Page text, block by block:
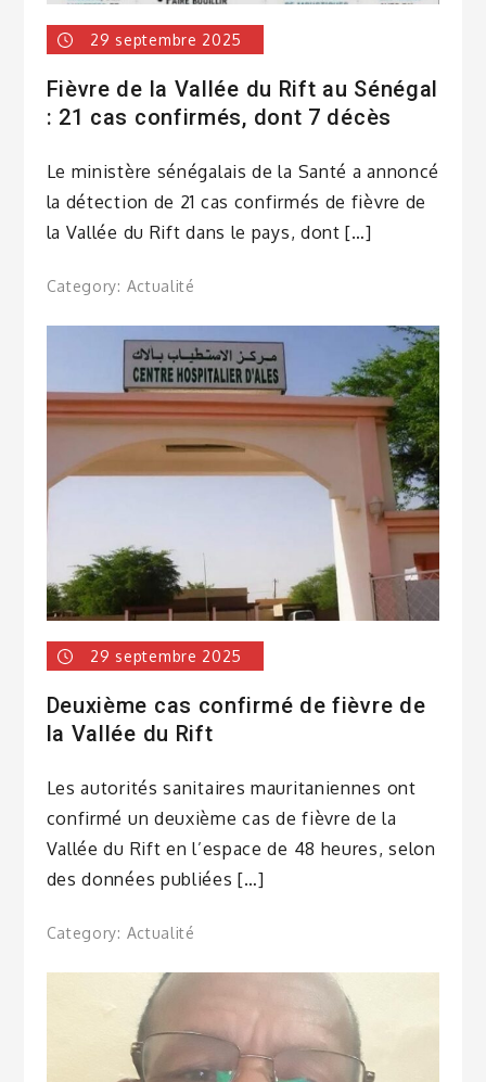
29 septembre 2025
Fièvre de la Vallée du Rift au Sénégal
: 21 cas confirmés, dont 7 décès
Le ministère sénégalais de la Santé a annoncé
la détection de 21 cas confirmés de fièvre de
la Vallée du Rift dans le pays, dont […]
Category: Actualité
29 septembre 2025
Deuxième cas confirmé de fièvre de
la Vallée du Rift
Les autorités sanitaires mauritaniennes ont
confirmé un deuxième cas de fièvre de la
Vallée du Rift en l’espace de 48 heures, selon
des données publiées […]
Category: Actualité